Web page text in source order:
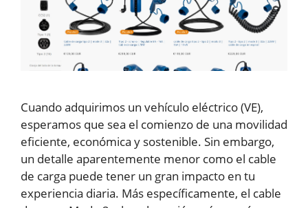
Cuando adquirimos un vehículo eléctrico (VE),
esperamos que sea el comienzo de una movilidad
eficiente, económica y sostenible. Sin embargo,
un detalle aparentemente menor como el cable
de carga puede tener un gran impacto en tu
experiencia diaria. Más específicamente, el cable